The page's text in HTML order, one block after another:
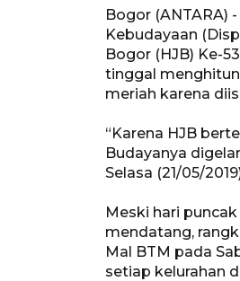
Bogor (ANTARA)
Kebudayaan
Bogor (HJB) Ke-
tinggal
meriah karena
“Karena HJB
Budayanya
Selasa (21/05/
Meski hari
mendatang,
Mal BTM pada
setiap kelurahan